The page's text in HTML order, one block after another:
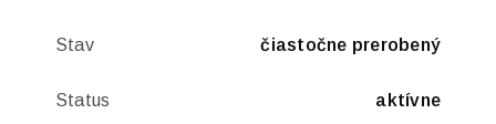
Stav čiastočne prerobený
Status aktívne